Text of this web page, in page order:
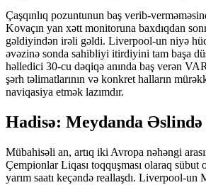
Çaşqınlıq pozuntunun baş verib-
Kovaçın yan xətt monitoruna baxdıqdan
gəldiyindən irəli gəldi. Liverpool-un niyə
əvəzinə sonda sahibliyi itirdiyini tam başa
həlledici 30-cu dəqiqə anında baş verən
şərh təlimatlarının və konkret halların
naviqasiya etmək lazımdır.
Hadisə: Meydanda Əslində
Mübahisəli an, artıq iki Avropa nəhəngi
Çempionlar Liqası toqquşması olaraq sübut
yarım saatı keçəndə reallaşdı. Liverpool-un